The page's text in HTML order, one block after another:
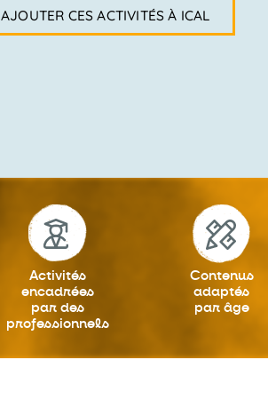
AJOUTER CES ACTIVITÉS À ICAL
Activités
encadrées
par des
professionnels
Contenus
adaptés
par âge